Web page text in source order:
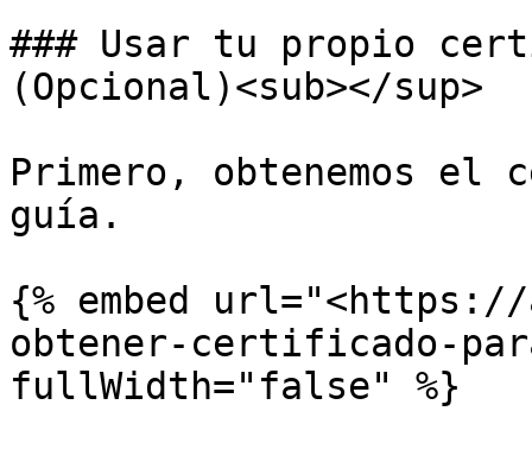
### Usar tu propio
(Opcional)<sub></sup>
Primero, obtenemos
guía.
{% embed
obtener-certificado-
fullWidth="false" %}